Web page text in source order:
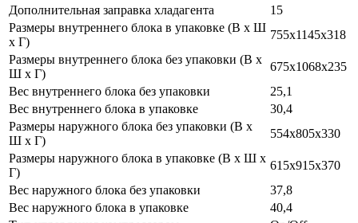
Дополнительная заправка хладагента
15
Размеры внутреннего блока в упаковке (В х Ш
х Г)
755х1145x318
Размеры внутреннего блока без упаковки (В х
Ш х Г)
675х1068x235
Вес внутреннего блока без упаковки
25,1
Вес внутреннего блока в упаковке
30,4
Размеры наружного блока без упаковки (В х
Ш х Г)
554x805x330
Размеры наружного блока в упаковке (В х Ш х
Г)
615x915x370
Вес наружного блока без упаковки
37,8
Вес наружного блока в упаковке
40,4